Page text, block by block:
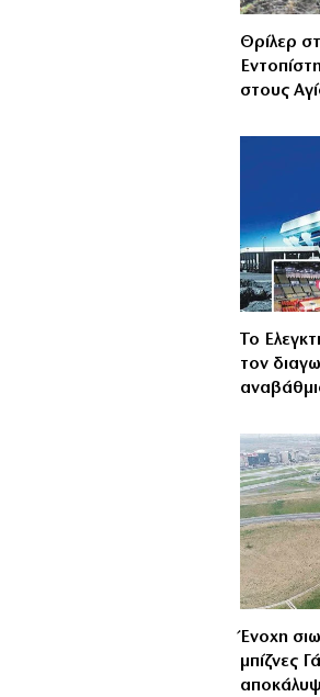
Θρίλερ
στους
Το
τον
Ένοχη
μπίζνες